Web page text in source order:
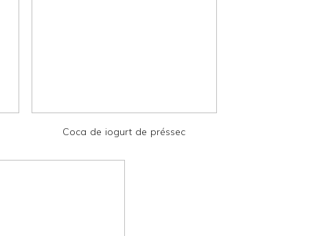
Coca de iogurt de préssec